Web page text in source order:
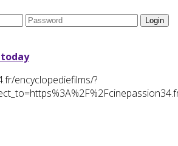
today
encyclopediefilms/?